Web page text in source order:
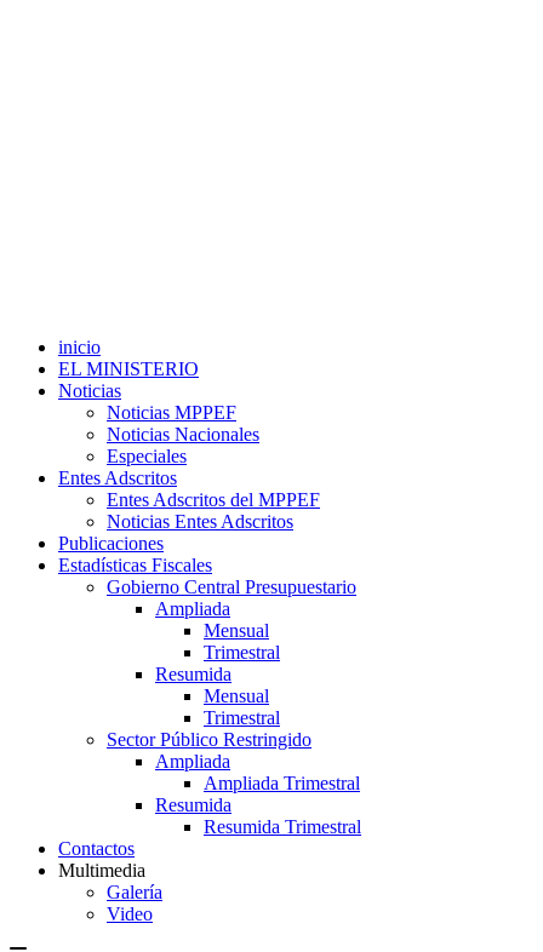
inicio
EL MINISTERIO
Noticias
Noticias MPPEF
Noticias Nacionales
Especiales
Entes Adscritos
Entes Adscritos del MPPEF
Noticias Entes Adscritos
Publicaciones
Estadísticas Fiscales
Gobierno Central Presupuestario
Ampliada
Mensual
Trimestral
Resumida
Mensual
Trimestral
Sector Público Restringido
Ampliada
Ampliada Trimestral
Resumida
Resumida Trimestral
Contactos
Multimedia
Galería
Video